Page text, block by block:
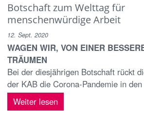
Botschaft zum Welttag für
menschenwürdige Arbeit
12. Sept. 2020
WAGEN WIR, VON EINER
TRÄUMEN
Bei der diesjährigen Botschaft rückt
der KAB die Corona-Pandemie in
Weiter lesen